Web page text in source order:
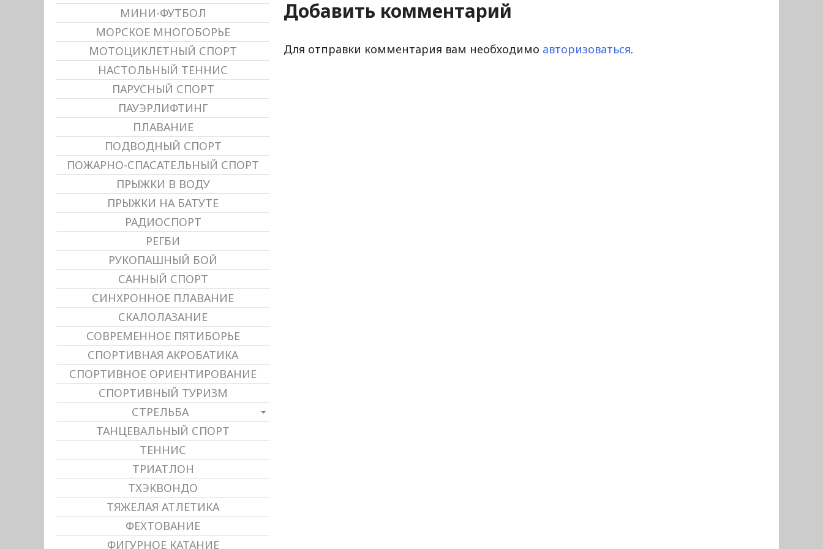
Добавить комментарий
Для отправки комментария вам необходимо авторизоваться.
МИНИ-ФУТБОЛ
МОРСКОЕ МНОГОБОРЬЕ
МОТОЦИКЛЕТНЫЙ СПОРТ
НАСТОЛЬНЫЙ ТЕННИС
ПАРУСНЫЙ СПОРТ
ПАУЭРЛИФТИНГ
ПЛАВАНИЕ
ПОДВОДНЫЙ СПОРТ
ПОЖАРНО-СПАСАТЕЛЬНЫЙ СПОРТ
ПРЫЖКИ В ВОДУ
ПРЫЖКИ НА БАТУТЕ
РАДИОСПОРТ
РЕГБИ
РУКОПАШНЫЙ БОЙ
САННЫЙ СПОРТ
СИНХРОННОЕ ПЛАВАНИЕ
СКАЛОЛАЗАНИЕ
СОВРЕМЕННОЕ ПЯТИБОРЬЕ
СПОРТИВНАЯ АКРОБАТИКА
СПОРТИВНОЕ ОРИЕНТИРОВАНИЕ
СПОРТИВНЫЙ ТУРИЗМ
СТРЕЛЬБА
ТАНЦЕВАЛЬНЫЙ СПОРТ
ТЕННИС
ТРИАТЛОН
ТХЭКВОНДО
ТЯЖЕЛАЯ АТЛЕТИКА
ФЕХТОВАНИЕ
ФИГУРНОЕ КАТАНИЕ